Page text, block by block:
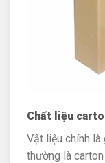
Chất liệu
Vật liệu chính
thường là